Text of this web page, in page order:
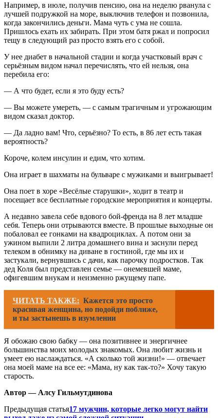
Например, в июле, получив пенсию, она на неделю рванула с
лучшей подружкой на море, выключив телефон и позвонила,
когда закончились деньги. Мама чуть с ума не сошла.
Пришлось ехать их забирать. При этом батя ржал и попросил
тещу в следующий раз просто взять его с собой.
У нее диабет в начальной стадии и когда участковый врач с
серьёзным видом начал перечислять, что ей нельзя, она
перебила его:
— А что будет, если я это буду есть?
— Вы можете умереть, — с самым трагичным и угрожающим
видом сказал доктор.
— Да ладно вам! Что, серьёзно? То есть, в 86 лет есть такая
вероятность?
Короче, колем инсулин и едим, что хотим.
Она играет в шахматы на бульваре с мужиками и выигрывает!
Она поет в хоре «Весёлые старушки», ходит в театр и
посещает все бесплатные городские мероприятия и концерты.
А недавно завела себе вдового бой-френда на 8 лет младше
себя. Теперь они отрываются вместе. В прошлые выходные он
побаловал ее гонками на квадроциклах. А потом они за
ужином выпили 2 литра домашнего вина и заснули перед
телеком в обнимку на диване в гостиной, где мы их и
застукали, вернувшись с дачи, как парочку подростков. Так
дед Коля был представлен семье — онемевшей маме,
офигевшим внукам и неизменно ржущему папе.
ЧИТАТЬ ТАКЖЕ: Кажется это просто
красивая женщина, но подойди поближе,
и ты застынешь в изумлении
Я обожаю свою бабку — она позитивнее и энергичнее
большинства моих молодых знакомых. Она любит жизнь и
умеет ею наслаждаться. «А сколько той жизни!» — отвечает
она моей маме на все ее: «Мама, ну как так-то?» Хочу такую
старость.
Автор — Алсу Гильмутдинова
Предыдущая статья17 мужчин, которые легко могут найти